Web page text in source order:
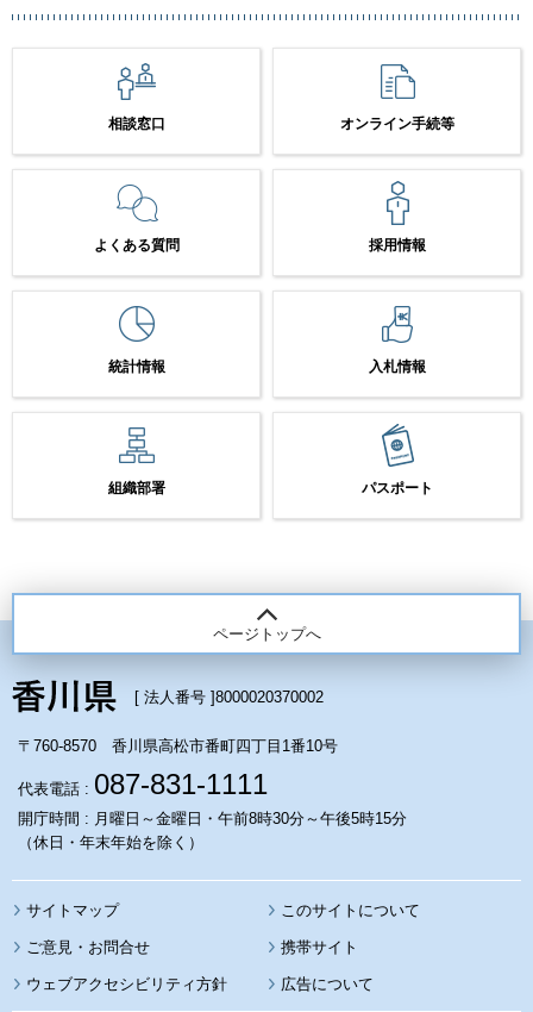
相談窓口 オンライン手続等
よくある質問 採用情報
統計情報 入札情報
組織部署 パスポート
ページトップへ
[ 法人番号 ]8000020370002
〒760-8570 香川県高松市番町四丁目1番10号
代表電話 : 087-831-1111
開庁時間 : 月曜日～金曜日・午前8時30分～午後5時15分
（休日・年末年始を除く）
サイトマップ このサイトについて
携帯サイト
ウェブアクセシビリティ方針 広告について